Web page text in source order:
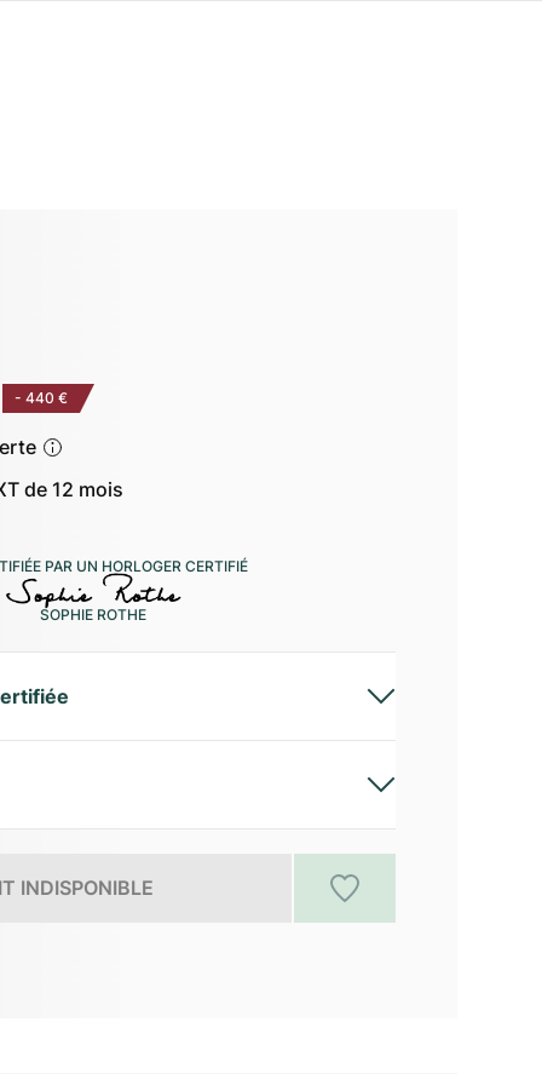
- 440 €
de 12 mois
PAR UN HORLOGER CERTIFIÉ
SOPHIE ROTHE
INDISPONIBLE